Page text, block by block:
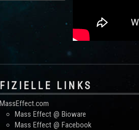
LINKS
MassEffect.com
Mass Effect @ Bioware
Mass Effect @ Facebook